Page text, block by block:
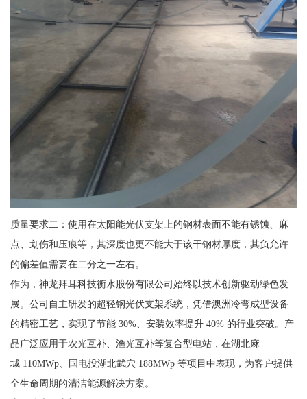
质量要求二：使用在太阳能光伏支架上的钢材表面不能有锈蚀、麻
点、划伤和压痕等，其深度也更不能大于该干钢材厚度，其负允许
的偏差值需要在二分之一左右。
作为，神龙拜耳科技衡水股份有限公司始终以技术创新驱动绿色发
展。公司自主研发的超轻钢光伏支架系统，凭借澳洲冷弯成型设备
的精密工艺，实现了节能 30%、安装效率提升 40% 的行业突破。产
品广泛应用于农光互补、渔光互补等复合型电站，在湖北麻
城 110MWp、国电投湖北武穴 188MWp 等项目中表现，为客户提供
全生命周期的清洁能源解决方案。